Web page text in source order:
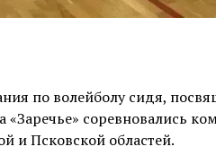
по волейболу сидя,
соревновались
и Псковской областей.